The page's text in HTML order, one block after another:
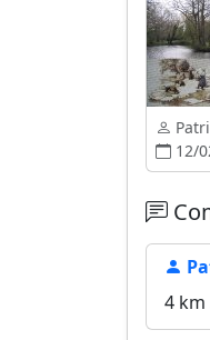
12/
4 km